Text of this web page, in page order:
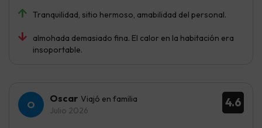
Tranquilidad, sitio hermoso, amabilidad del personal.
almohada demasiado fina. El calor en la habitación era
insoportable.
4.6
Oscar Viajó en familia
Julio 2026